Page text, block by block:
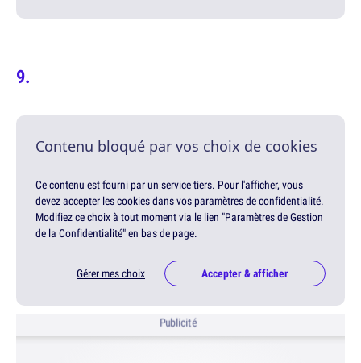
Contenu bloqué par vos choix de cookies
Ce contenu est fourni par un service tiers. Pour l'afficher, vous
devez accepter les cookies dans vos paramètres de confidentialité.
Modifiez ce choix à tout moment via le lien "Paramètres de Gestion
de la Confidentialité" en bas de page.
Gérer mes choix Accepter & afficher
Publicité